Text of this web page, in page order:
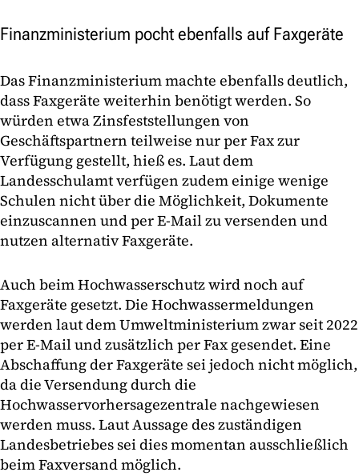
Finanzministerium pocht ebenfalls auf Faxgeräte
Das Finanzministerium machte ebenfalls deutlich,
dass Faxgeräte weiterhin benötigt werden. So
würden etwa Zinsfeststellungen von
Geschäftspartnern teilweise nur per Fax zur
Verfügung gestellt, hieß es. Laut dem
Landesschulamt verfügen zudem einige wenige
Schulen nicht über die Möglichkeit, Dokumente
einzuscannen und per E-Mail zu versenden und
nutzen alternativ Faxgeräte.
Auch beim Hochwasserschutz wird noch auf
Faxgeräte gesetzt. Die Hochwassermeldungen
werden laut dem Umweltministerium zwar seit 2022
per E-Mail und zusätzlich per Fax gesendet. Eine
Abschaffung der Faxgeräte sei jedoch nicht möglich,
da die Versendung durch die
Hochwasservorhersagezentrale nachgewiesen
werden muss. Laut Aussage des zuständigen
Landesbetriebes sei dies momentan ausschließlich
beim Faxversand möglich.